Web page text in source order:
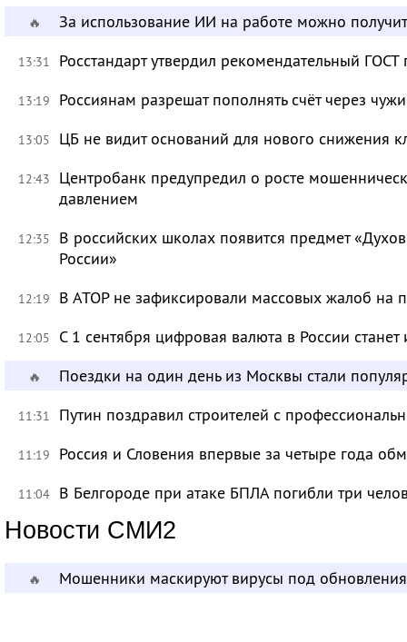
🔥 За использование ИИ на работе можно
13:31 Росстандарт утвердил рекомендательный
13:19 Россиянам разрешат пополнять счёт через
13:05 ЦБ не видит оснований для нового снижения
12:43
Центробанк предупредил о росте
давлением
12:35
В российских школах появится предмет
России»
12:19 В АТОР не зафиксировали массовых жалоб на
12:05 С 1 сентября цифровая валюта в России
🔥 Поездки на один день из Москвы стали
11:31 Путин поздравил строителей с
11:19 Россия и Словения впервые за четыре года
11:04 В Белгороде при атаке БПЛА погибли три
Новости СМИ2
🔥 Мошенники маскируют вирусы под